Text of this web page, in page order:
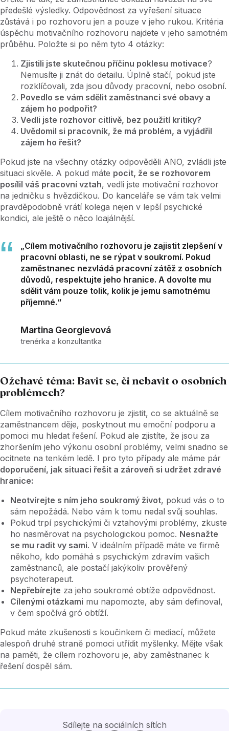
předešlé výsledky. Odpovědnost za vyřešení situace
zůstává i po rozhovoru jen a pouze v jeho rukou. Kritéria
úspěchu motivačního rozhovoru najdete v jeho samotném
průběhu. Položte si po něm tyto 4 otázky:
Zjistili jste skutečnou příčinu poklesu motivace?
Nemusíte ji znát do detailu. Úplně stačí, pokud jste
rozklíčovali, zda jsou důvody pracovní, nebo osobní.
Povedlo se vám sdělit zaměstnanci své obavy a
zájem ho podpořit?
Vedli jste rozhovor citlivě, bez použití kritiky?
Uvědomil si pracovník, že má problém, a vyjádřil
zájem ho řešit?
Pokud jste na všechny otázky odpověděli ANO, zvládli jste
situaci skvěle. A pokud máte pocit, že se rozhovorem
posílil váš pracovní vztah, vedli jste motivační rozhovor
na jedničku s hvězdičkou. Do kanceláře se vám tak velmi
pravděpodobně vrátí kolega nejen v lepší psychické
kondici, ale ještě o něco loajálnější.
„Cílem motivačního rozhovoru je zajistit zlepšení v
pracovní oblasti, ne se rýpat v soukromí. Pokud
zaměstnanec nezvládá pracovní zátěž z osobních
důvodů, respektujte jeho hranice. A dovolte mu
sdělit vám pouze tolik, kolik je jemu samotnému
příjemné.“
Martina Georgievová
trenérka a konzultantka
Ožehavé téma: Bavit se, či nebavit o osobních
problémech?
Cílem motivačního rozhovoru je zjistit, co se aktuálně se
zaměstnancem děje, poskytnout mu emoční podporu a
pomoci mu hledat řešení. Pokud ale zjistíte, že jsou za
zhoršením jeho výkonu osobní problémy, velmi snadno se
ocitnete na tenkém ledě. I pro tyto případy ale máme pár
doporučení, jak situaci řešit a zároveň si udržet zdravé
hranice:
Neotvírejte s ním jeho soukromý život, pokud vás o to
sám nepožádá. Nebo vám k tomu nedal svůj souhlas.
Pokud trpí psychickými či vztahovými problémy, zkuste
ho nasměrovat na psychologickou pomoc. Nesnažte
se mu radit vy sami. V ideálním případě máte ve firmě
někoho, kdo pomáhá s psychickým zdravím vašich
zaměstnanců, ale postačí jakýkoliv prověřený
psychoterapeut.
Nepřebírejte za jeho soukromé obtíže odpovědnost.
Cílenými otázkami mu napomozte, aby sám definoval,
v čem spočívá gró obtíží.
Pokud máte zkušenosti s koučinkem či mediací, můžete
alespoň druhé straně pomoci utřídit myšlenky. Mějte však
na paměti, že cílem rozhovoru je, aby zaměstnanec k
řešení dospěl sám.
Sdílejte na sociálních sítích